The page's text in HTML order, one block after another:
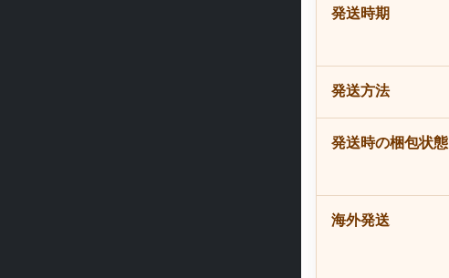
発送時期
発送方法
発送時の梱包状態
海外発送